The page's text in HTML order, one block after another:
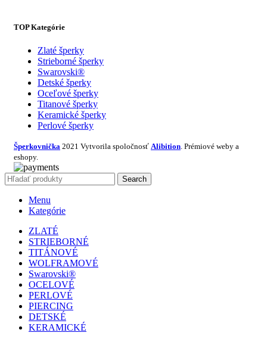
TOP Kategórie
Zlaté šperky
Strieborné šperky
Swarovski®
Detské šperky
Oceľové šperky
Titanové šperky
Keramické šperky
Perlové šperky
Šperkovnička 2021 Vytvorila spoločnosť Alibition. Prémiové weby a
eshopy.
Search
Menu
Kategórie
ZLATÉ
STRIEBORNÉ
TITÁNOVÉ
WOLFRAMOVÉ
Swarovski®
OCELOVÉ
PERLOVÉ
PIERCING
DETSKÉ
KERAMICKÉ